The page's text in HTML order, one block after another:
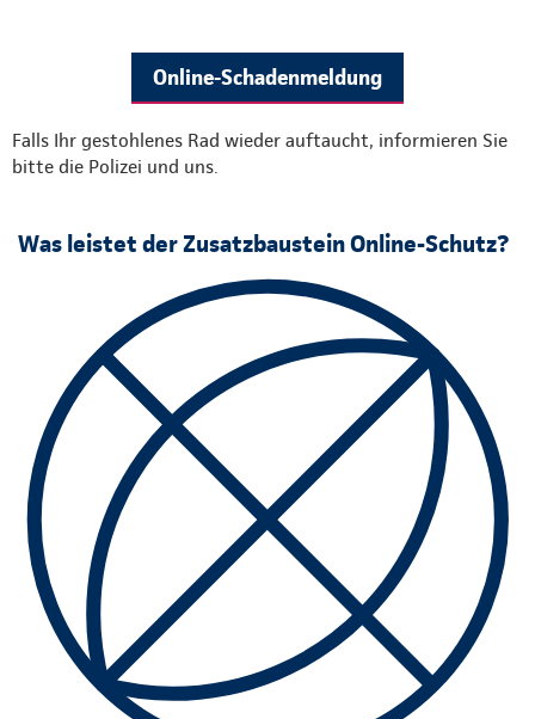
Online-Schadenmeldung
Falls Ihr gestohlenes Rad wieder auftaucht, informieren Sie
bitte die Polizei und uns.
Was leistet der Zusatzbaustein Online-Schutz?